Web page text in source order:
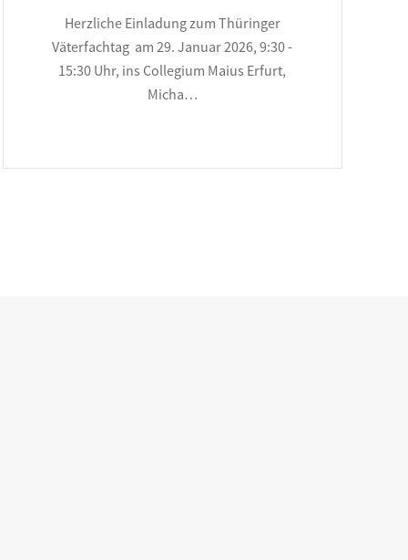
Herzliche Einladung zum Thüringer
Väterfachtag am 29. Januar 2026, 9:30 -
15:30 Uhr, ins Collegium Maius Erfurt,
Micha…